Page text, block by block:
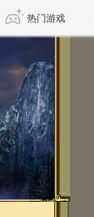
热门游戏
传奇4
版 新天龙八部
仙剑世界